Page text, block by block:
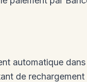
automatique
de